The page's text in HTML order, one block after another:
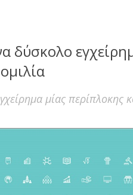
δύσκολο
μίας περίπλοκης